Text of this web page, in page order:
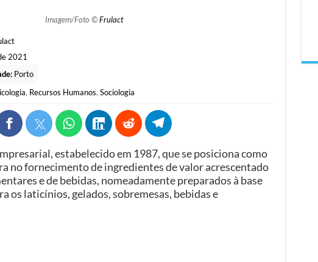
Imagem/Foto ©Frulact
2021
Porto
, Recursos Humanos, Sociologia
estabelecido em 1987, que se posiciona como
no fornecimento de ingredientes de valor acrescentado
e de bebidas, nomeadamente preparados à base
os laticínios, gelados, sobremesas, bebidas e